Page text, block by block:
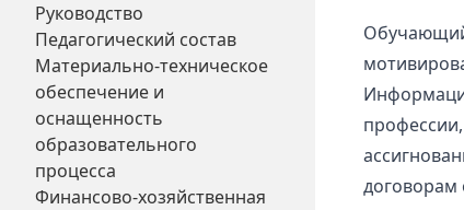
Руководство
Педагогический состав
Материально-техническое
обеспечение и
оснащенность
образовательного
процесса
Финансово-хозяйственная
договорам